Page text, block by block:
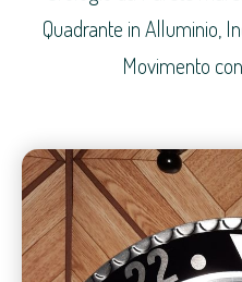
Quadrante in Alluminio,
Movimento